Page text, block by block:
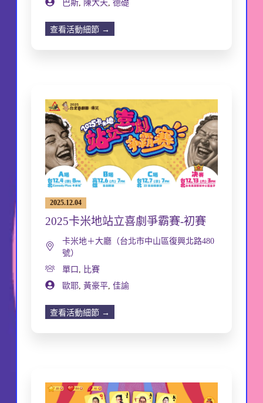
巴斯, 陳大天, 德礎
查看活動細節 →
2025.12.04
2025卡米地站立喜劇爭霸賽-初賽
卡米地＋大廳（台北市中山區復興北路480
號）
單口
比賽
歐耶, 黃豪平, 佳諭
查看活動細節 →